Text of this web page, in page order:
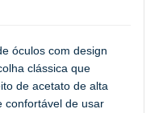
óculos com design
clássica que
de acetato de alta
confortável de usar